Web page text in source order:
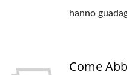
hanno
Come